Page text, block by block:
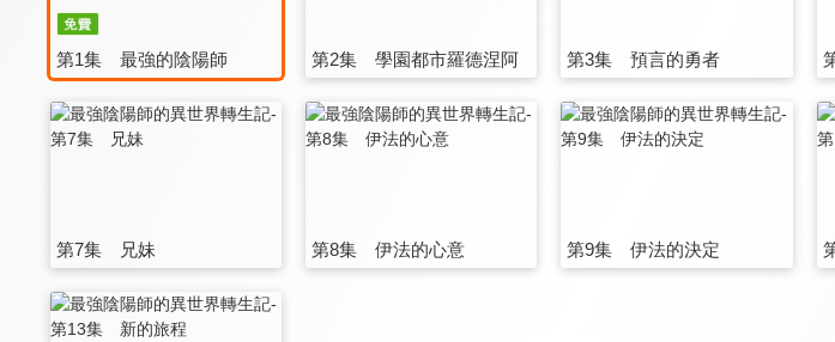
第1集 最強的陰陽師 第2集 學園都市羅德涅阿 第3集 預言的勇者
第7集 兄妹 第8集 伊法的心意 第9集 伊法的決定